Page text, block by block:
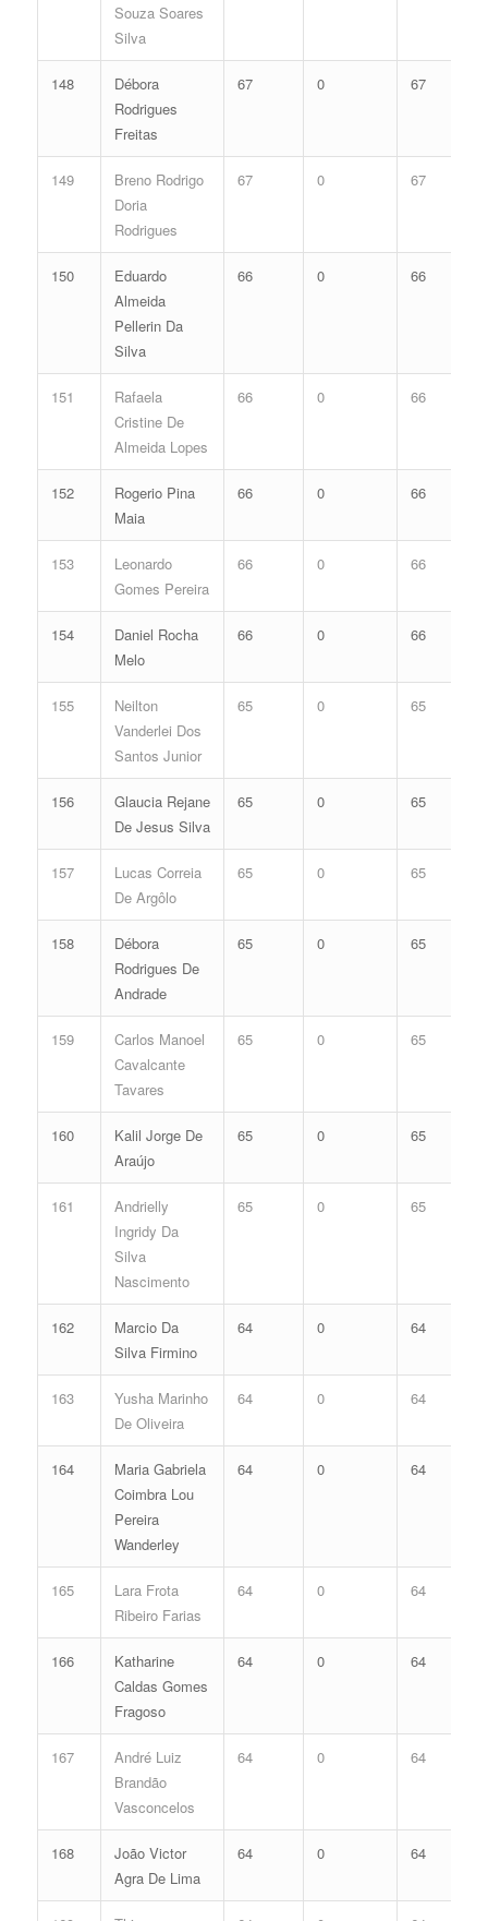
Souza Soares
Silva
148
Débora
Rodrigues
Freitas
67 0 67
149
Breno Rodrigo
Doria
Rodrigues
67 0 67
150
Eduardo
Almeida
Pellerin Da
Silva
66 0 66
151
Rafaela
Cristine De
Almeida Lopes
66 0 66
152
Rogerio Pina
Maia
66 0 66
153
Leonardo
Gomes Pereira
66 0 66
154
Daniel Rocha
Melo
66 0 66
155
Neilton
Vanderlei Dos
Santos Junior
65 0 65
156
Glaucia Rejane
De Jesus Silva
65 0 65
157
Lucas Correia
De Argôlo
65 0 65
158
Débora
Rodrigues De
Andrade
65 0 65
159
Carlos Manoel
Cavalcante
Tavares
65 0 65
160
Kalil Jorge De
Araújo
65 0 65
161
Andrielly
Ingridy Da
Silva
Nascimento
65 0 65
162
Marcio Da
Silva Firmino
64 0 64
163
Yusha Marinho
De Oliveira
64 0 64
164
Maria Gabriela
Coimbra Lou
Pereira
Wanderley
64 0 64
165
Lara Frota
Ribeiro Farias
64 0 64
166
Katharine
Caldas Gomes
Fragoso
64 0 64
167
André Luiz
Brandão
Vasconcelos
64 0 64
168
João Victor
Agra De Lima
64 0 64